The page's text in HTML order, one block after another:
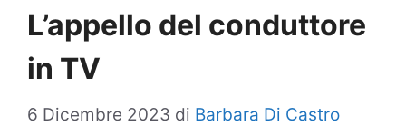
L’appello del conduttore
in TV
6 Dicembre 2023 di Barbara Di Castro